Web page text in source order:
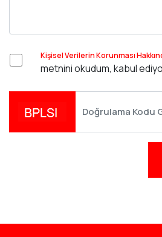
Kişisel Verilerin Korunması
metnini okudum, kabul